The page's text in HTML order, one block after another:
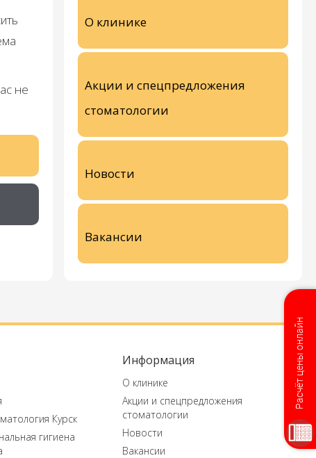
не
О клинике
Акции и спецпредложения
стоматологии
Новости
Вакансии
Курск
гигиена
Информация
О клинике
Акции и спецпредложения
стоматологии
Новости
Вакансии
Расчёт цены онлайн